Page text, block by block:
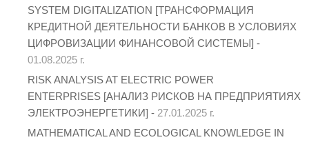
SYSTEM DIGITALIZATION [ТРАНСФОРМАЦИЯ
КРЕДИТНОЙ ДЕЯТЕЛЬНОСТИ БАНКОВ В УСЛОВИЯХ
ЦИФРОВИЗАЦИИ ФИНАНСОВОЙ СИСТЕМЫ] -
01.08.2025 г.
RISK ANALYSIS AT ELECTRIC POWER
ENTERPRISES [АНАЛИЗ РИСКОВ НА ПРЕДПРИЯТИЯХ
ЭЛЕКТРОЭНЕРГЕТИКИ] - 27.01.2025 г.
MATHEMATICAL AND ECOLOGICAL KNOWLEDGE IN